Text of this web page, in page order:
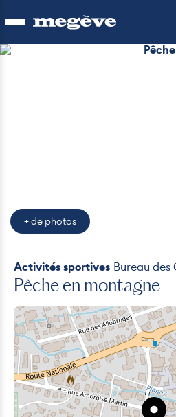
Ouvrir le menu
Activités sportives Bureau des
Pêche en montagne
+ de photos